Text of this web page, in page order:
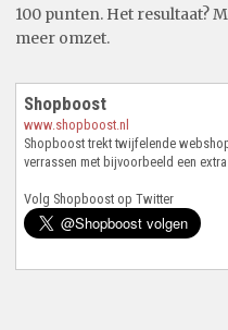
100 punten. Het resultaat?
meer omzet.
Shopboost
www.shopboost.nl
Shopboost trekt twijfelende
verrassen met bijvoorbeeld een
Volg Shopboost op Twitter